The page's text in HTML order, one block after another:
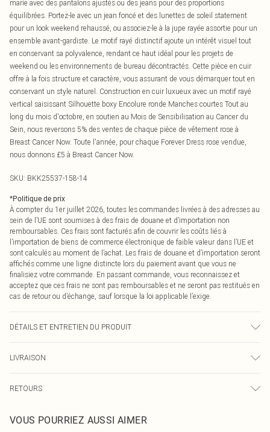
marie avec des pantalons ajustés ou des jeans pour des proportions
équilibrées. Portez-le avec un jean foncé et des lunettes de soleil statement
pour un look weekend rehaussé, ou associez-le à la jupe rayée assortie pour un
ensemble avant-gardiste. Le motif rayé distinctif ajoute un intérêt visuel tout
en conservant sa polyvalence, rendant ce haut idéal pour les projets de
weekend ou les environnements de bureau décontractés. Cette pièce en cuir
offre à la fois structure et caractère, vous assurant de vous démarquer tout en
conservant un style naturel. Construction en cuir luxueux avec un motif rayé
vertical saisissant Silhouette boxy Encolure ronde Manches courtes Tout au
long du mois d'octobre, en soutien au Mois de Sensibilisation au Cancer du
Sein, nous reversons 5% des ventes de chaque pièce de vêtement rose à
Breast Cancer Now. Toute l'année, pour chaque Forever Dress rose vendue,
nous donnons £5 à Breast Cancer Now.
SKU: BKK25537-158-14
*Politique de prix
À compter du 1er juillet 2026, toutes les commandes livrées à des adresses au
sein de l’UE sont soumises à des frais de douane et d’importation non
remboursables. Ces frais sont facturés afin de couvrir les coûts liés à
l’importation de biens de commerce électronique de faible valeur dans l’UE et
sont calculés au moment de l’achat. Les frais de douane et d’importation seront
affichés comme une ligne distincte lors du paiement avant que vous ne
finalisiez votre commande. En passant commande, vous reconnaissez et
acceptez que ces frais ne sont pas remboursables et ne seront pas restitués en
cas de retour ou d’échange, sauf lorsque la loi applicable l’exige.
DÉTAILS ET ENTRETIEN DU PRODUIT
professionnel par un spécialiste du cuir et du daim. Le mannequin porte une
taille UK 8/ US 4. Taille du mannequin approximative : 1m75. Longueur
approximative : 57cm
LIVRAISON
Livraison express France
Jusqu'à 2-3 jours ouvrables
RETOURS
pour nous retourner un article.
VOUS POURRIEZ AUSSI AIMER